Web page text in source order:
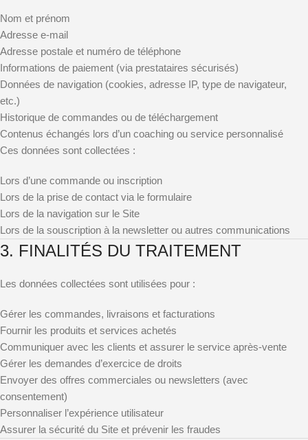
Nom et prénom
Adresse e-mail
Adresse postale et numéro de téléphone
Informations de paiement (via prestataires sécurisés)
Données de navigation (cookies, adresse IP, type de navigateur,
etc.)
Historique de commandes ou de téléchargement
Contenus échangés lors d’un coaching ou service personnalisé
Ces données sont collectées :
Lors d’une commande ou inscription
Lors de la prise de contact via le formulaire
Lors de la navigation sur le Site
Lors de la souscription à la newsletter ou autres communications
3. FINALITÉS DU TRAITEMENT
Les données collectées sont utilisées pour :
Gérer les commandes, livraisons et facturations
Fournir les produits et services achetés
Communiquer avec les clients et assurer le service après-vente
Gérer les demandes d’exercice de droits
Envoyer des offres commerciales ou newsletters (avec
consentement)
Personnaliser l’expérience utilisateur
Assurer la sécurité du Site et prévenir les fraudes